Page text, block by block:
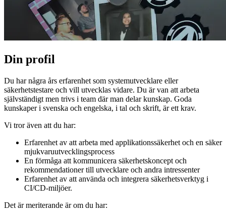
Din profil
Du har några års erfarenhet som systemutvecklare eller
säkerhetstestare och vill utvecklas vidare. Du är van att arbeta
självständigt men trivs i team där man delar kunskap. Goda
kunskaper i svenska och engelska, i tal och skrift, är ett krav.
Vi tror även att du har:
Erfarenhet av att arbeta med applikationssäkerhet och en säker
mjukvaruutvecklingsprocess
En förmåga att kommunicera säkerhetskoncept och
rekommendationer till utvecklare och andra intressenter
Erfarenhet av att använda och integrera säkerhetsverktyg i
CI/CD-miljöer.
Det är meriterande är om du har: